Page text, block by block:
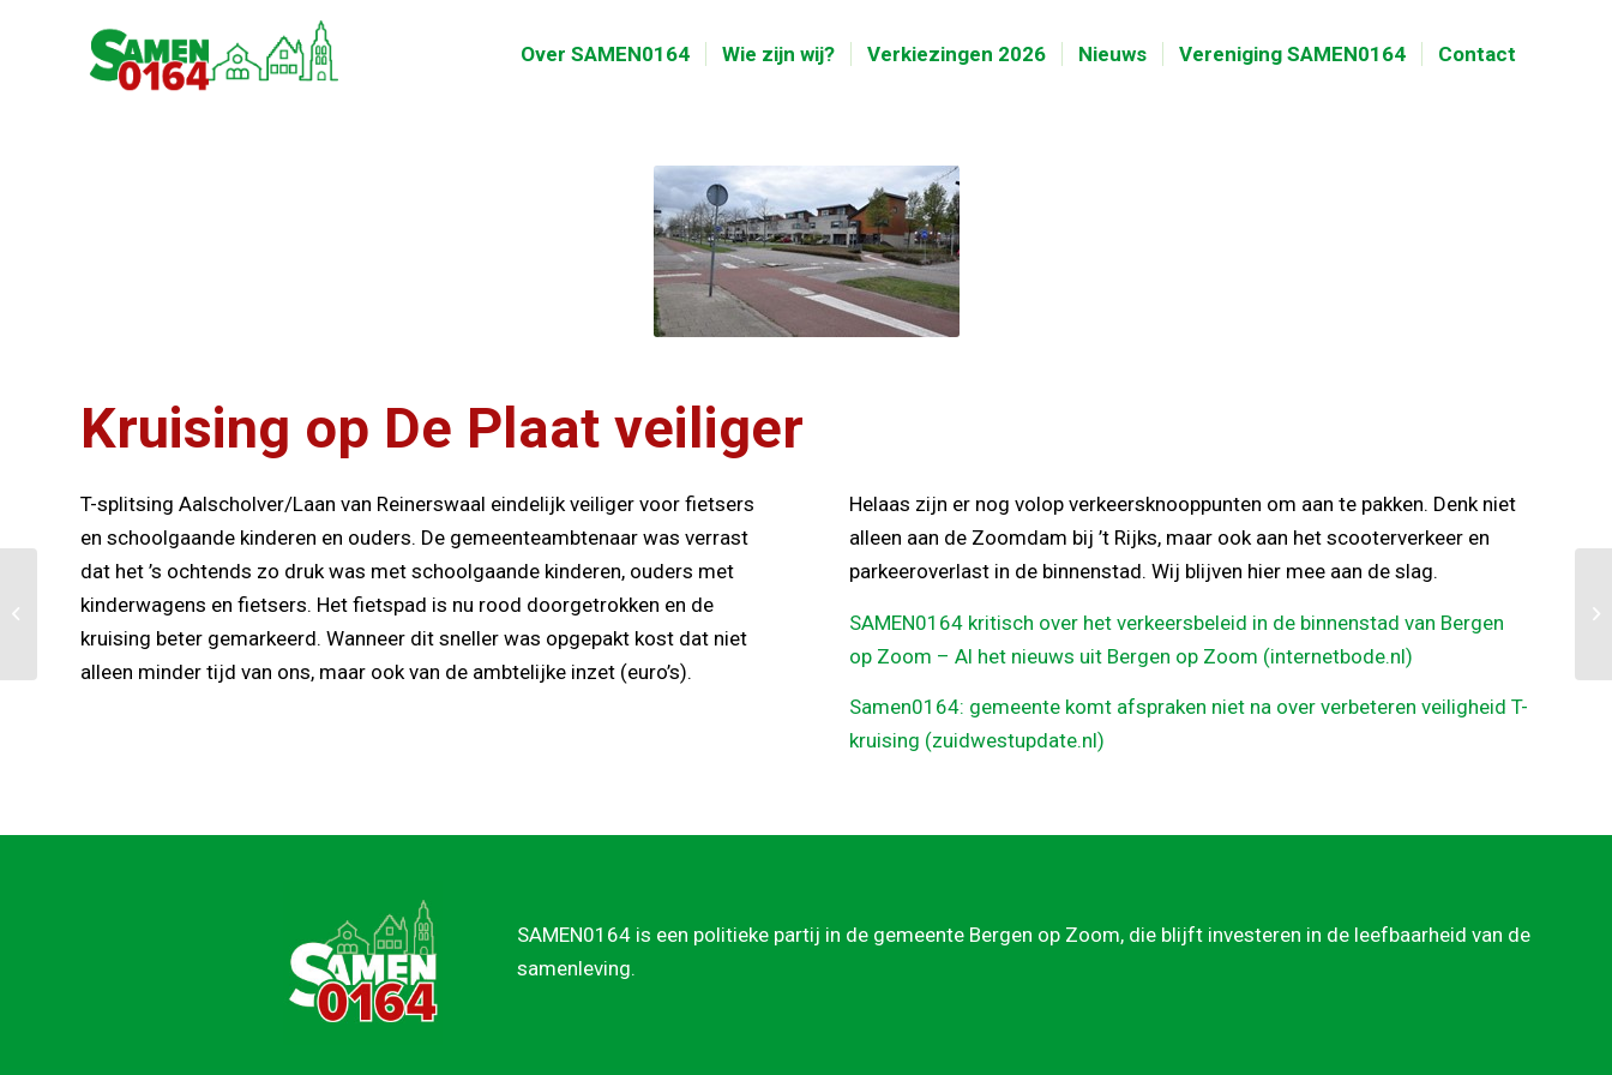
Over SAMEN0164 Wie zijn wij? Verkiezingen 2026 Nieuws Vereniging SAMEN0164 Contact
Kruising op De Plaat veiliger
T-splitsing Aalscholver/Laan van Reinerswaal eindelijk veiliger voor fietsers
en schoolgaande kinderen en ouders. De gemeenteambtenaar was verrast
dat het ’s ochtends zo druk was met schoolgaande kinderen, ouders met
kinderwagens en fietsers. Het fietspad is nu rood doorgetrokken en de
kruising beter gemarkeerd. Wanneer dit sneller was opgepakt kost dat niet
alleen minder tijd van ons, maar ook van de ambtelijke inzet (euro’s).
Helaas zijn er nog volop verkeersknooppunten om aan te pakken. Denk niet
alleen aan de Zoomdam bij ’t Rijks, maar ook aan het scooterverkeer en
parkeeroverlast in de binnenstad. Wij blijven hier mee aan de slag.
SAMEN0164 kritisch over het verkeersbeleid in de binnenstad van Bergen
op Zoom – Al het nieuws uit Bergen op Zoom (internetbode.nl)
Samen0164: gemeente komt afspraken niet na over verbeteren veiligheid T-
kruising (zuidwestupdate.nl)
SAMEN0164 is een politieke partij in de gemeente Bergen op Zoom, die blijft investeren in de leefbaarheid van de
samenleving.
voor het toeristische
zomerseizoen hersteld